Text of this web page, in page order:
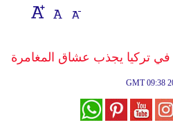
إقتصاد
وموسيقى
في تركيا يجذب عشاق المغامرة
GMT